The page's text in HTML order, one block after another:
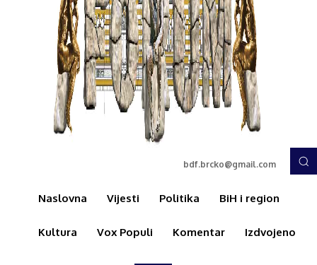
bdf.brcko@gmail.com
Naslovna Vijesti Politika BiH i region
Kultura Vox Populi Komentar Izdvojeno